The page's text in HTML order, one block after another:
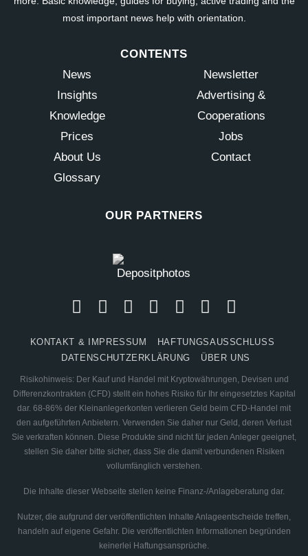
most important news help with orientation.
CONTENTS
News
Insights
Knowledge
Prices
About Us
Glossary
Newsletter
Advertising &
Cooperations
Jobs
Contact
OUR PARTNERS
KONTAKT & IMPRESSUM
HAFTUNGSAUSSCHLUSS
DATENSCHUTZERKLÄRUNG
ÜBER UNS
Risikohinweis: Der Kauf und Handel mit Kryptowährungen, Devisen und
Differenzkontrakten (CFD) stellt ein hohes Risiko für Ihr eingesetztes Kapital
dar. 68-86% der Kleinanlegerkonten verlieren Geld beim CFD-Handel mit
den aufgeführten Anbietern. Verwenden Sie daher nur Geld, deren Verlust
Sie verkraften können. Diese Produkte sind nicht für jeden Anleger geeignet,
stellen Sie daher bitte sicher, dass Sie die damit verbundenen Risiken
vollumfänglich verstehen.
Die Inhalte dieser Webseite stellen keine Finanz-/Anlageberatung dar.
Nutzer, die aufgrund der veröffentlichten Inhalte Anlageentscheide treffen,
handeln auf eigene Gefahr. Die veröffentlichten Informationen begründen
keinerlei Haftungsansprüche.